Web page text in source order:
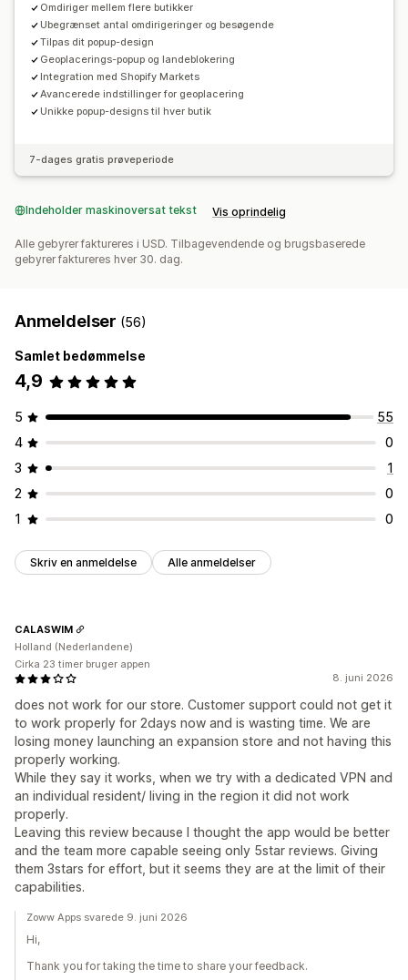
Omdiriger mellem flere butikker
Ubegrænset antal omdirigeringer og besøgende
Tilpas dit popup-design
Geoplacerings-popup og landeblokering
Integration med Shopify Markets
Avancerede indstillinger for geoplacering
Unikke popup-designs til hver butik
7-dages gratis prøveperiode
Indeholder maskinoversat tekst Vis oprindelig
Alle gebyrer faktureres i USD. Tilbagevendende og brugsbaserede
gebyrer faktureres hver 30. dag.
Anmeldelser (56)
Samlet bedømmelse
4,9
5
55
4
0
3
1
2
0
1
0
Skriv en anmeldelse Alle anmeldelser
8. juni 2026
does not work for our store. Customer support could not get it
to work properly for 2days now and is wasting time. We are
losing money launching an expansion store and not having this
properly working.
While they say it works, when we try with a dedicated VPN and
an individual resident/ living in the region it did not work
properly.
Leaving this review because I thought the app would be better
and the team more capable seeing only 5star reviews. Giving
them 3stars for effort, but it seems they are at the limit of their
capabilities.
CALASWIM
Holland (Nederlandene)
Cirka 23 timer bruger appen
Zoww Apps svarede 9. juni 2026
Hi,
Thank you for taking the time to share your feedback.